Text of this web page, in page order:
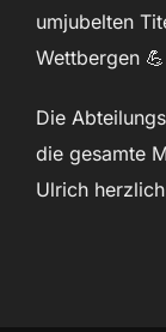
umjubelten
Wettbergen
Die
die gesamte
Ulrich